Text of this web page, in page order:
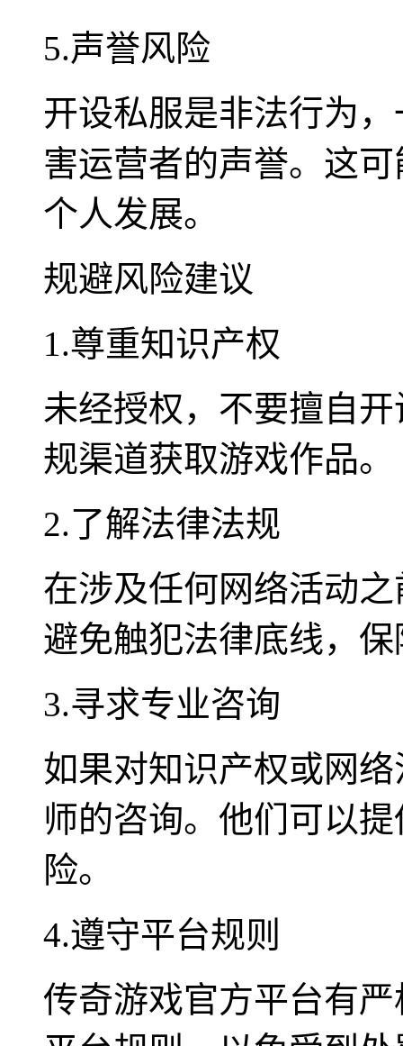
5.声誉风险
开设私服是非法行为
害运营者的声誉。这
个人发展。
规避风险建议
1.尊重知识产权
未经授权，不要擅自
规渠道获取游戏作品。
2.了解法律法规
在涉及任何网络活动
避免触犯法律底线，
3.寻求专业咨询
如果对知识产权或网
师的咨询。他们可以
险。
4.遵守平台规则
传奇游戏官方平台有